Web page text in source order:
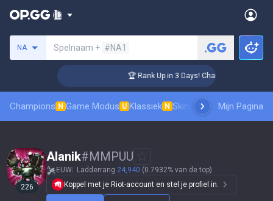
NA Spelnaam + #NA1
🏆 Rank Up in 3 Days! Challenger Coaching
Champions N Game Modus U Klassiek N SkinsranglijstMijn Pagina
226
Alanik#MMPUU
EUW Ladderrang 24,940 (0.7932% van de top)
Koppel met je Riot-account en stel je profiel in.